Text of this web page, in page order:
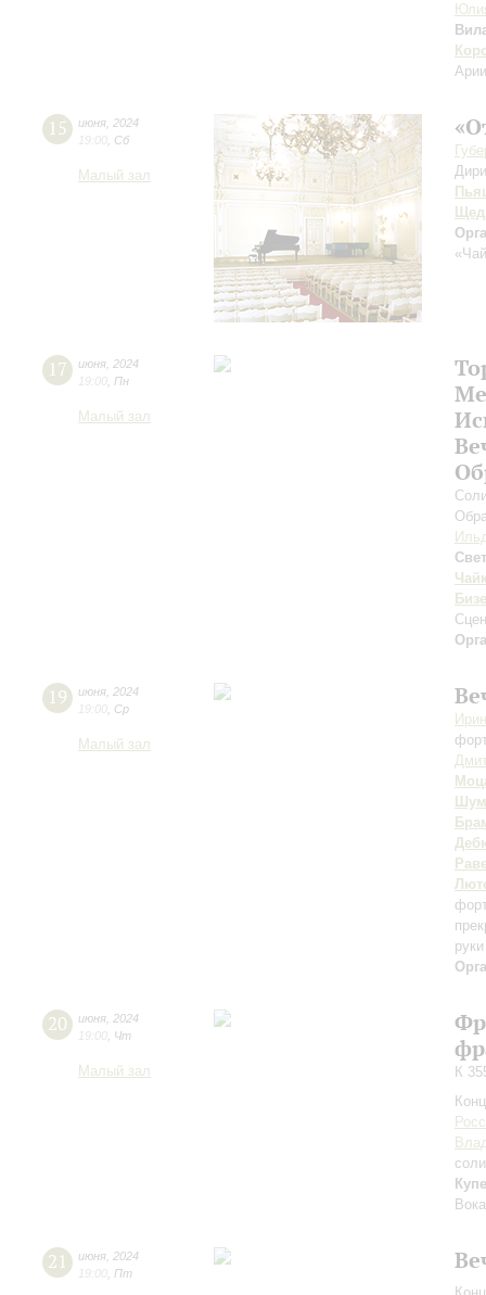
15 июня 2024
19:00 Сб
Малый зал
17 июня 2024
19:00 Пн
Малый зал
Бизе
19 июня 2024
19:00 Ср
Малый зал
руки
20 июня 2024
19:00 Чт
Малый зал
К
21 июня 2024
19:00 Пт